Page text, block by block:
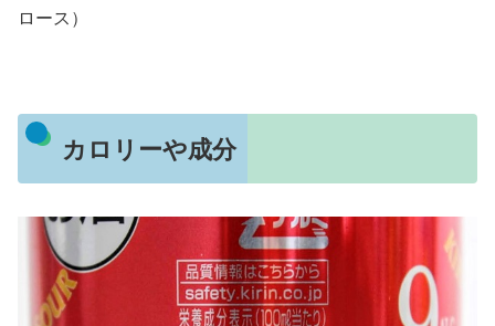
ロース）
カロリーや成分